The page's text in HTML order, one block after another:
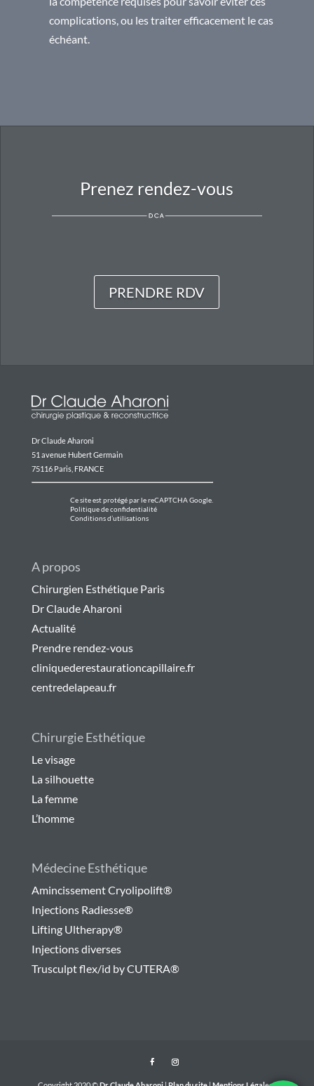
complications, ou les traiter efficacement le cas
échéant.
Prenez rendez-vous
PRENDRE RDV
Dr Claude Aharoni
51 avenue Hubert Germain
75116 Paris, FRANCE
Ce site est protégé par le reCAPTCHA Google.
Politique de confidentialité
Conditions d’utilisations
A propos
Chirurgien Esthétique Paris
Dr Claude Aharoni
Actualité
Prendre rendez-vous
cliniquederestaurationcapillaire.fr
centredelapeau.fr
Chirurgie Esthétique
Le visage
La silhouette
La femme
L’homme
Médecine Esthétique
Amincissement Cryolipolift®
Injections Radiesse®
Lifting Ultherapy®
Injections diverses
Trusculpt flex/id by CUTERA®